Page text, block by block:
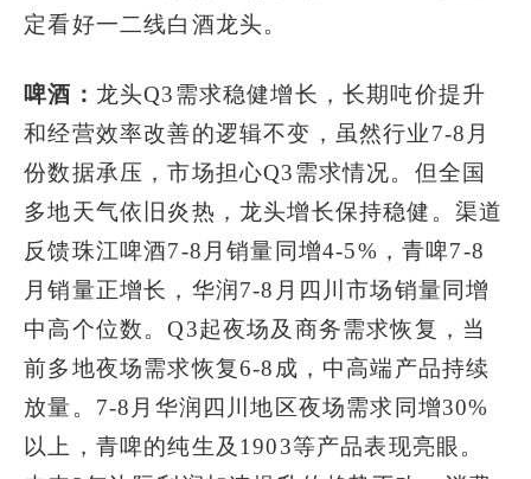
定看好一二线白酒龙头。
啤酒： 龙头Q3需求稳健增长，长期吨价提升
和经营效率改善的逻辑不变，虽然行业7-8月
份数据承压，市场担心Q3需求情况。但全国
多地天气依旧炎热，龙头增长保持稳健。渠道
反馈珠江啤酒7-8月销量同增4-5%，青啤7-8
月销量正增长，华润7-8月四川市场销量同增
中高个位数。Q3起夜场及商务需求恢复，当
前多地夜场需求恢复6-8成，中高端产品持续
放量。7-8月华润四川地区夜场需求同增30%
以上，青啤的纯生及1903等产品表现亮眼。